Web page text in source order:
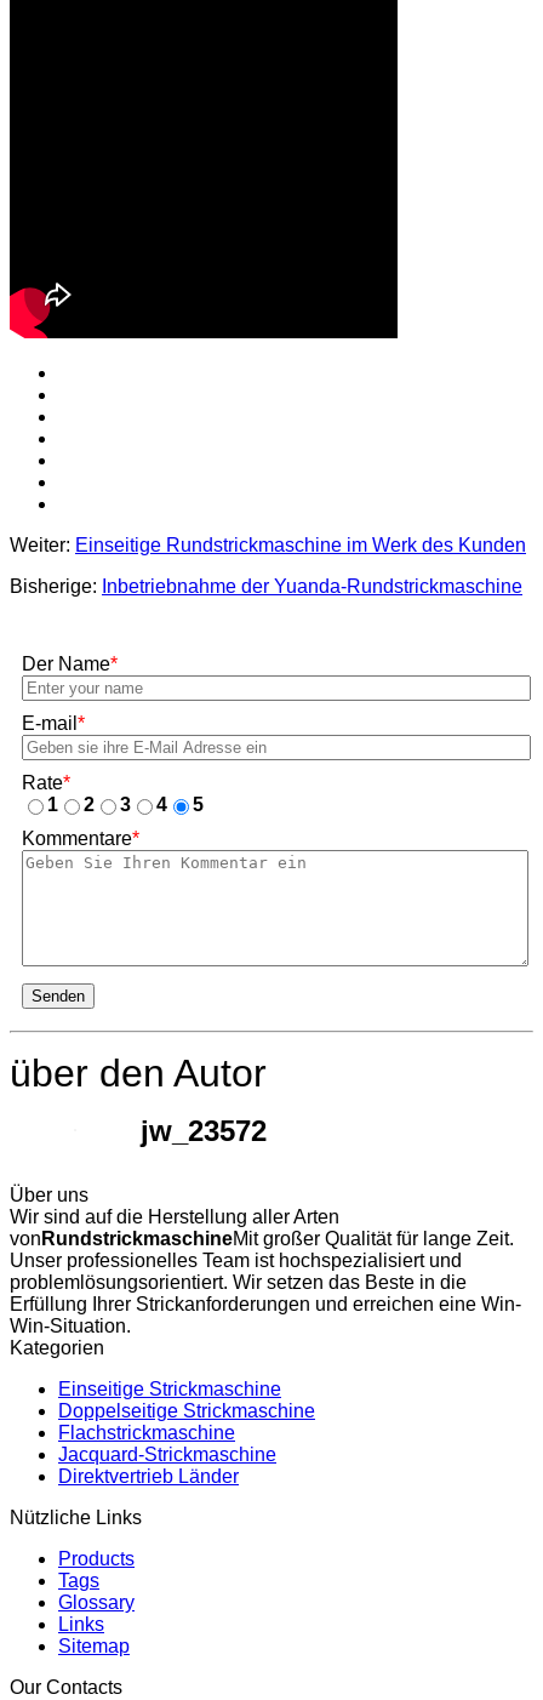
Weiter: Einseitige Rundstrickmaschine im Werk des Kunden
Bisherige: Inbetriebnahme der Yuanda-Rundstrickmaschine
Der Name*
E-mail *
Rate*
1
2 3 4
5
Kommentare*
Senden
über den Autor
jw_23572
Über uns
Wir sind auf die Herstellung aller Arten
von RundstrickmaschineMit großer Qualität für lange Zeit.
Unser professionelles Team ist hochspezialisiert und
problemlösungsorientiert. Wir setzen das Beste in die
Erfüllung Ihrer Strickanforderungen und erreichen eine Win-
Win-Situation.
Kategorien
Einseitige Strickmaschine
Doppelseitige Strickmaschine
Flachstrickmaschine
Jacquard-Strickmaschine
Direktvertrieb Länder
Nützliche Links
Products
Tags
Glossary
Links
Sitemap
Our Contacts